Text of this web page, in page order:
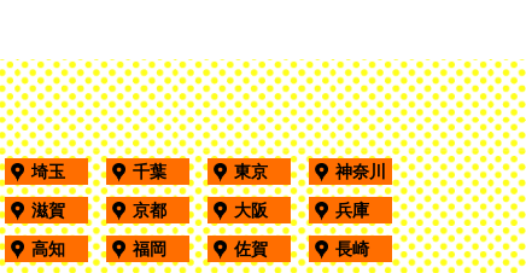
埼玉 千葉 東京
神奈川
滋賀 京都 大阪
兵庫
高知 福岡 佐賀
長崎